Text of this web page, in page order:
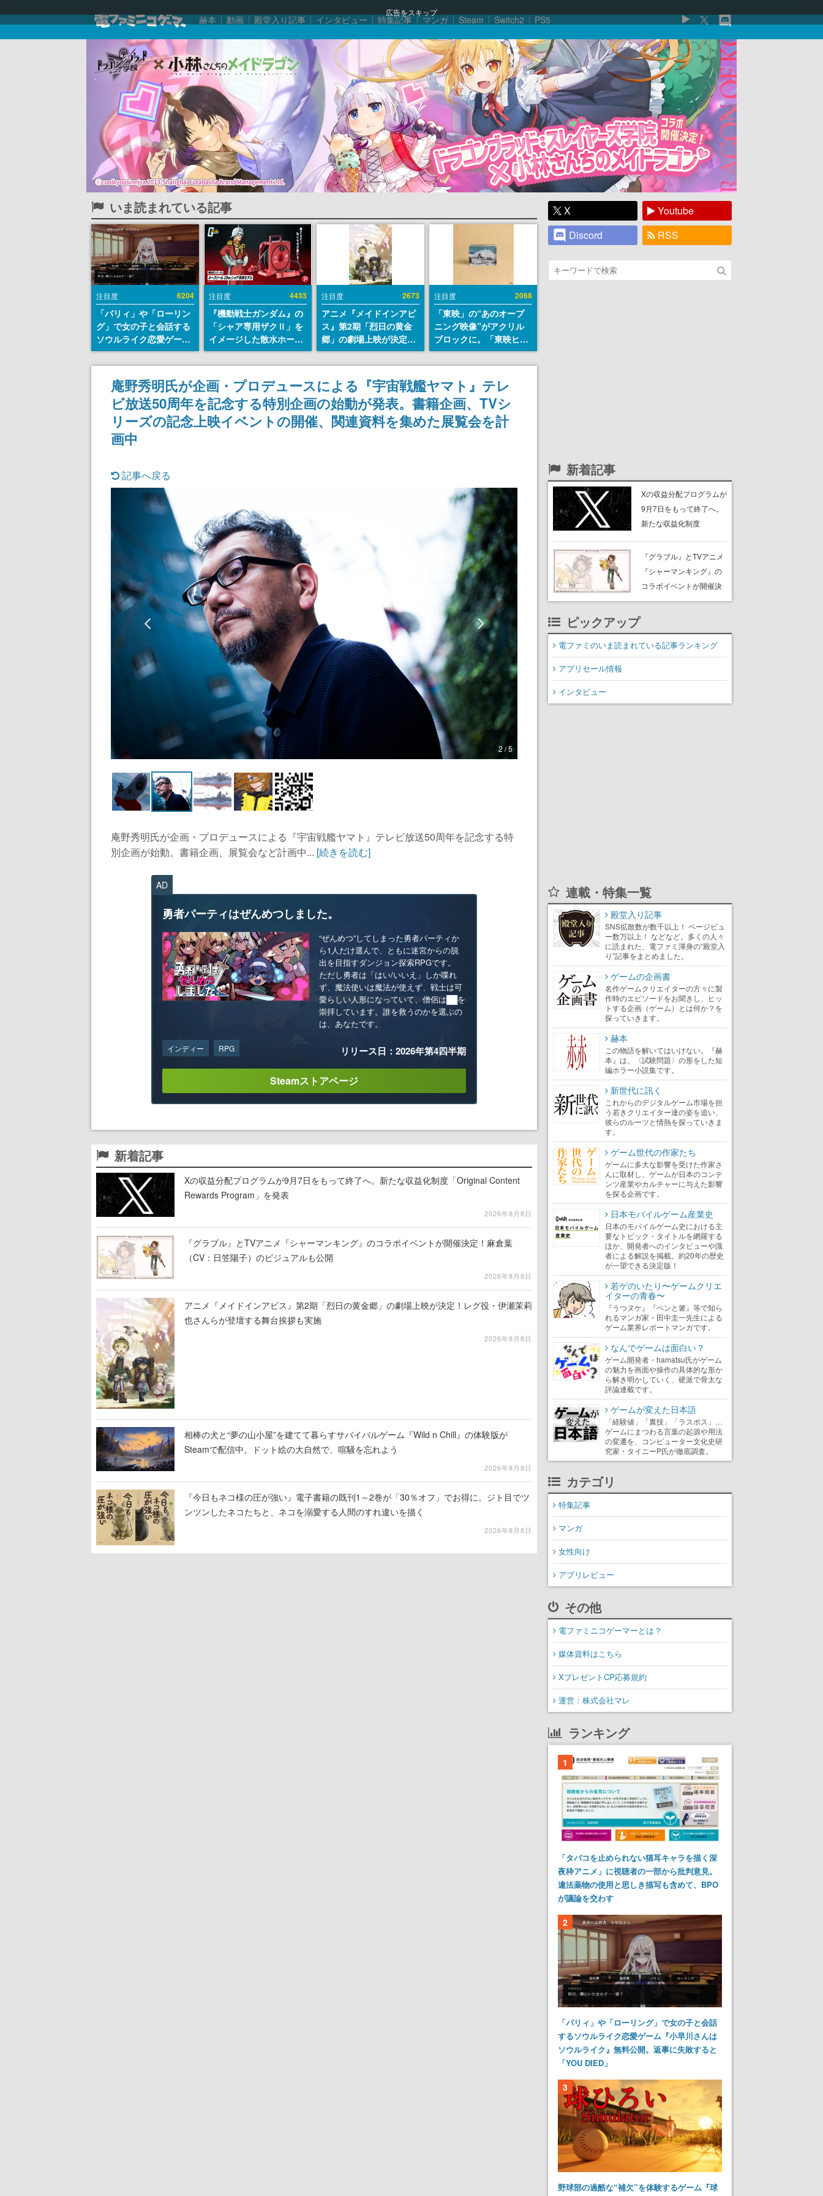
広告をスキップ
赫本 動画 殿堂入り記事 インタビュー 特集記事 マンガ Steam Switch2 PS5
いま読まれている記事
注目度 6204
「パリィ」や「ローリン
グ」で女の子と会話する
ソウルライク恋愛ゲーム
『小早川さんはソウルラ
イク』無料公開。返事に
失敗すると「YOU
DIED」
注目度 4433
『機動戦士ガンダム』の
「シャア専用ザクⅡ」を
イメージした散水ホース
リールが予約開始。本体
にはシャアのパーソナル
マークやジオン公国軍の
エンブレム、型式番号な
どを配置
注目度 2673
アニメ『メイドインアビ
ス』第2期「烈日の黄金
郷」の劇場上映が決定！
レグ役・伊瀬茉莉也さん
らが登壇する舞台挨拶も
実施
注目度 2068
「東映」の“あのオープ
ニング映像”がアクリル
ブロックに。「東映ヒス
トリカル グッズコレクシ
ョン」が8月下旬より発
庵野秀明氏が企画・プロデュースによる『宇宙戦艦ヤマト』テレ
ビ放送50周年を記念する特別企画の始動が発表。書籍企画、TVシ
リーズの記念上映イベントの開催、関連資料を集めた展覧会を計
画中
記事へ戻る
2 / 5
庵野秀明氏が企画・プロデュースによる『宇宙戦艦ヤマト』テレビ放送50周年を記念する特
別企画が始動。書籍企画、展覧会など計画中... [続きを読む]
AD
勇者パーティはぜんめつしました。
“ぜんめつ”してしまった勇者パーティか
ら1人だけ選んで、ともに迷宮からの脱
出を目指すダンジョン探索RPGです。
ただし勇者は「はい/いいえ」しか喋れ
ず、魔法使いは魔法が使えず、戦士は可
愛らしい人形になっていて、僧侶は██を
崇拝しています。誰を救うのかを選ぶの
は、あなたです。
インディー RPG リリース日：2026年第4四半期
Steamストアページ
新着記事
Xの収益分配プログラムが9月7日をもって終了へ。新たな収益化制度「Original Content
Rewards Program」を発表
2026年8月8日
『グラブル』とTVアニメ『シャーマンキング』のコラボイベントが開催決定！麻倉葉
（CV：日笠陽子）のビジュアルも公開
2026年8月8日
アニメ『メイドインアビス』第2期「烈日の黄金郷」の劇場上映が決定！レグ役・伊瀬茉莉
也さんらが登壇する舞台挨拶も実施
2026年8月8日
相棒の犬と“夢の山小屋”を建てて暮らすサバイバルゲーム『Wild n Chill』の体験版が
Steamで配信中。ドット絵の大自然で、喧騒を忘れよう
2026年8月8日
『今日もネコ様の圧が強い』電子書籍の既刊1～2巻が「30％オフ」でお得に。ジト目でツ
ンツンしたネコたちと、ネコを溺愛する人間のすれ違いを描く
2026年8月8日
X
Youtube
Discord
RSS
新着記事
Xの収益分配プログラムが
9月7日をもって終了へ。
新たな収益化制度
Rewards Program」を発
表
『グラブル』とTVアニメ
『シャーマンキング』の
コラボイベントが開催決
定！麻倉葉（CV：日笠陽
ピックアップ
電ファミのいま読まれている記事ランキング
アプリセール情報
インタビュー
連載・特集一覧
殿堂入り記事
SNS拡散数が数千以上！ ページビュ
ー数万以上！ などなど。多くの人々
に読まれた、電ファミ渾身の“殿堂入
り”記事をまとめました。
ゲームの企画書
名作ゲームクリエイターの方々に製
作時のエピソードをお聞きし、ヒッ
トする企画（ゲーム）とは何か？を
探っていきます。
赫本
この物語を解いてはいけない。『赫
本』は、〈試験問題〉の形をした短
編ホラー小説集です。
新世代に訊く
これからのデジタルゲーム市場を担
う若きクリエイター達の姿を追い、
彼らのルーツと情熱を探っていきま
す。
ゲーム世代の作家たち
ゲームに多大な影響を受けた作家さ
んに取材し、ゲームが日本のコンテ
ンツ産業やカルチャーに与えた影響
を探る企画です。
日本モバイルゲーム産業史
日本のモバイルゲーム史における主
要なトピック・タイトルを網羅する
ほか、開発者へのインタビューや識
者による解説を掲載。約20年の歴史
が一望できる決定版！
若ゲのいたり〜ゲームクリエ
イターの青春〜
『うつヌケ』『ペンと箸』等で知ら
れるマンガ家・田中圭一先生による
ゲーム業界レポートマンガです。
なんでゲームは面白い？
ゲーム開発者・hamatsu氏がゲーム
の魅力を画面や操作の具体的な形か
ら解き明かしていく、硬派で骨太な
評論連載です。
ゲームが変えた日本語
「経験値」「裏技」「ラスボス」…
ゲームにまつわる言葉の起源や用法
の変遷を、コンピューター文化史研
究家・タイニーP氏が徹底調査。
カテゴリ
特集記事
マンガ
女性向け
アプリレビュー
その他
電ファミニコゲーマーとは？
媒体資料はこちら
XプレゼントCP応募規約
運営：株式会社マレ
ランキング
1
「タバコを止められない猫耳キャラを描く深
夜枠アニメ」に視聴者の一部から批判意見。
違法薬物の使用と思しき描写も含めて、BPO
が議論を交わす
2
「パリィ」や「ローリング」で女の子と会話
するソウルライク恋愛ゲーム『小早川さんは
ソウルライク』無料公開。返事に失敗すると
「YOU DIED」
3
野球部の過酷な“補欠”を体験するゲーム『球